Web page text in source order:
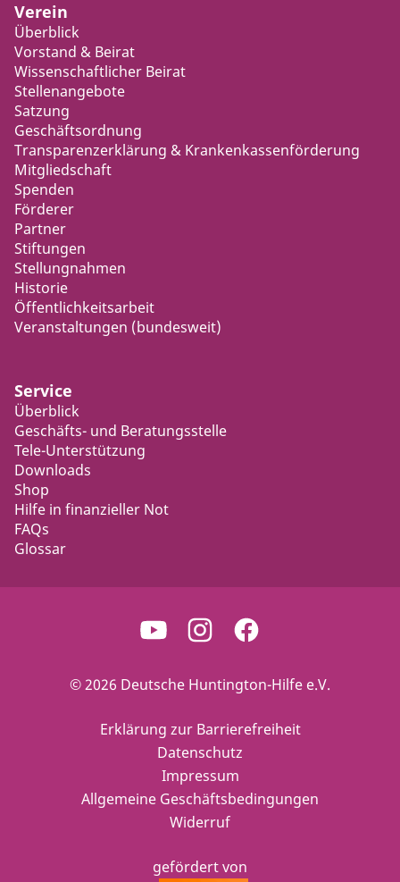
Verein
Überblick
Vorstand & Beirat
Wissenschaftlicher Beirat
Stellenangebote
Satzung
Geschäftsordnung
Transparenzerklärung & Krankenkassenförderung
Mitgliedschaft
Spenden
Förderer
Partner
Stiftungen
Stellungnahmen
Historie
Öffentlichkeitsarbeit
Veranstaltungen (bundesweit)
Service
Überblick
Geschäfts- und Beratungsstelle
Tele-Unterstützung
Downloads
Shop
Hilfe in finanzieller Not
FAQs
Glossar
© 2026 Deutsche Huntington-Hilfe e.V.
gefördert von
Erklärung zur Barrierefreiheit
Datenschutz
Impressum
Allgemeine Geschäftsbedingungen
Widerruf